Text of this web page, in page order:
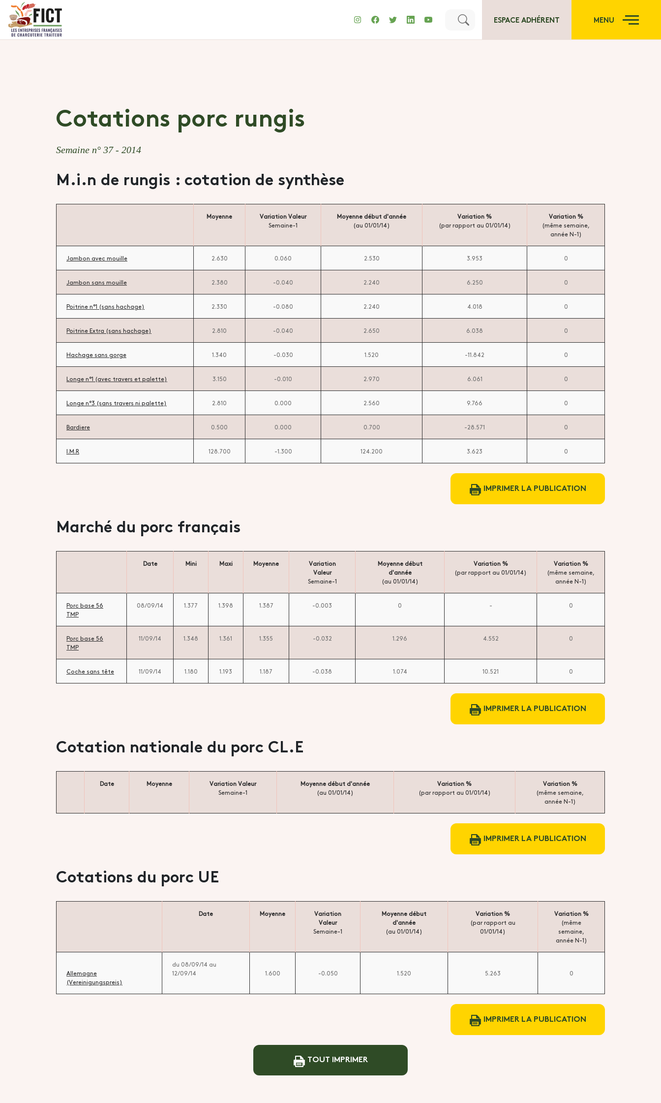
ESPACE ADHÉRENT MENU
Cotations porc rungis
Semaine n° 37 - 2014
M.i.n de rungis : cotation de synthèse
Moyenne
Variation Valeur
Semaine-1
Moyenne début d'année
(au 01/01/14)
Variation %
(par rapport au 01/01/14)
Variation %
(même semaine,
année N-1)
Jambon avec mouille 2.630 0.060 2.530 3.953 0
Jambon sans mouille 2.380 -0.040 2.240 6.250 0
Poitrine n°1 (sans hachage) 2.330 -0.080 2.240 4.018 0
Poitrine Extra (sans hachage) 2.810 -0.040 2.650 6.038 0
Hachage sans gorge 1.340 -0.030 1.520 -11.842 0
Longe n°1 (avec travers et palette) 3.150 -0.010 2.970 6.061 0
Longe n°3 (sans travers ni palette) 2.810 0.000 2.560 9.766 0
Bardiere 0.500 0.000 0.700 -28.571 0
I.M.R 128.700 -1.300 124.200 3.623 0
IMPRIMER LA PUBLICATION
Marché du porc français
Date Mini Maxi Moyenne
Variation
Valeur
Semaine-1
Moyenne début
d'année
(au 01/01/14)
Variation %
(par rapport au 01/01/14)
Variation %
(même semaine,
année N-1)
Porc base 56
TMP
08/09/14 1.377 1.398 1.387 -0.003 0 - 0
Porc base 56
TMP
11/09/14 1.348 1.361 1.355 -0.032 1.296 4.552 0
Coche sans tête 11/09/14 1.180 1.193 1.187 -0.038 1.074 10.521 0
IMPRIMER LA PUBLICATION
Cotation nationale du porc CL.E
Date Moyenne
Variation Valeur
Semaine-1
Moyenne début d'année
(au 01/01/14)
Variation %
(par rapport au 01/01/14)
Variation %
(même semaine,
année N-1)
IMPRIMER LA PUBLICATION
Cotations du porc UE
Date Moyenne
Variation
Valeur
Semaine-1
Moyenne début
d'année
(au 01/01/14)
Variation %
(par rapport au
01/01/14)
Variation %
(même
semaine,
année N-1)
Allemagne
(Vereinigungspreis)
du 08/09/14 au
12/09/14
1.600 -0.050 1.520 5.263 0
IMPRIMER LA PUBLICATION
TOUT IMPRIMER